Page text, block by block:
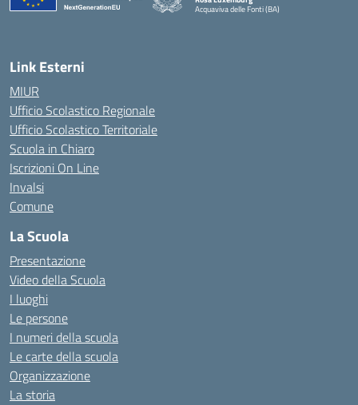
Acquaviva delle Fonti (BA)
Link Esterni
MIUR
Ufficio Scolastico Regionale
Ufficio Scolastico Territoriale
Scuola in Chiaro
Iscrizioni On Line
Invalsi
Comune
La Scuola
Presentazione
Video della Scuola
I luoghi
Le persone
I numeri della scuola
Le carte della scuola
Organizzazione
La storia